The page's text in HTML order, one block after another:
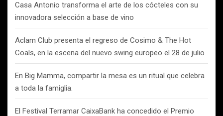
Casa Antonio transforma el arte de los cócteles con su
innovadora selección a base de vino
Aclam Club presenta el regreso de Cosimo & The Hot
Coals, en la escena del nuevo swing europeo el 28 de julio
En Big Mamma, compartir la mesa es un ritual que celebra
a toda la famiglia.
El Festival Terramar CaixaBank ha concedido el Premio